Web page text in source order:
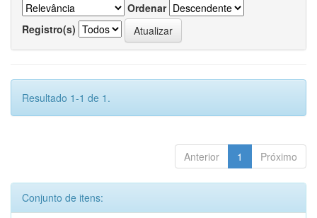
Ordenar
Registro(s)
Resultado 1-1 de 1.
Anterior 1 Próximo
Conjunto de itens: